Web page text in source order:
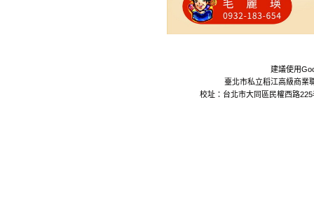
建議使用
臺北市私立稻江高級商業
校址：台北市大同區民權西路